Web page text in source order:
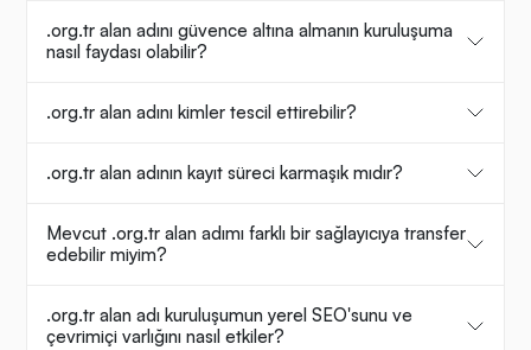
.org.tr alan adını güvence altına almanın kuruluşuma
nasıl faydası olabilir?
.org.tr alan adını kimler tescil ettirebilir?
.org.tr alan adının kayıt süreci karmaşık mıdır?
Mevcut .org.tr alan adımı farklı bir sağlayıcıya transfer
edebilir miyim?
.org.tr alan adı kuruluşumun yerel SEO'sunu ve
çevrimiçi varlığını nasıl etkiler?